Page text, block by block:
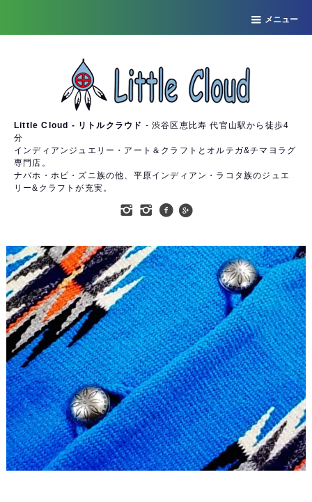
メニュー
Little Cloud - リトルクラウド - 渋谷区恵比寿 代官山駅から徒歩4
分
インディアンジュエリー・アート＆クラフトとオルテガ&チマヨラグ
専門店。
ナバホ・ホピ・ズニ族の他、平原インディアン・ラコタ族のジュエ
リー&クラフトが充実。